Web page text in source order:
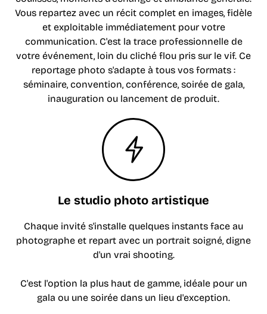
Vous repartez avec un récit complet en images, fidèle
et exploitable immédiatement pour votre
communication. C'est la trace professionnelle de
votre événement, loin du cliché flou pris sur le vif. Ce
reportage photo s'adapte à tous vos formats :
séminaire, convention, conférence, soirée de gala,
inauguration ou lancement de produit.
Le studio photo artistique
Chaque invité s'installe quelques instants face au
photographe et repart avec un portrait soigné, digne
d'un vrai shooting.
C'est l'option la plus haut de gamme, idéale pour un
gala ou une soirée dans un lieu d'exception.